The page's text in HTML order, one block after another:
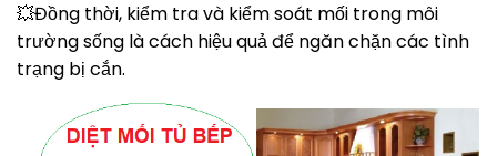
💥Đồng thời, kiểm tra và kiểm soát mối trong môi
trường sống là cách hiệu quả để ngăn chặn các tình
trạng bị cắn.